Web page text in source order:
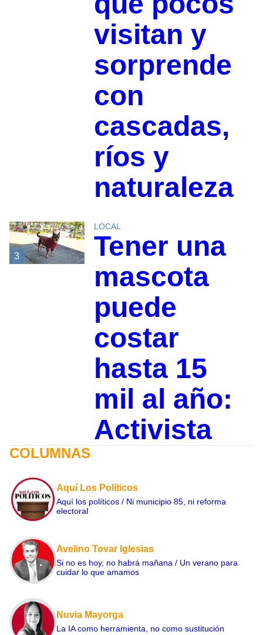
visitan y
sorprende
con
cascadas,
ríos y
naturaleza
3
LOCAL
Tener una
mascota
puede
costar
hasta 15
mil al año:
Activista
COLUMNAS
Aquí Los Políticos
Aquí los políticos / Ni municipio 85, ni reforma
electoral
Avelino Tovar Iglesias
Si no es hoy, no habrá mañana / Un verano para
cuidar lo que amamos
Nuvia Mayorga
La IA como herramienta, no como sustitución